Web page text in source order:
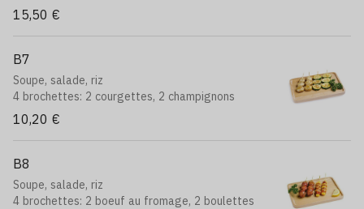
fromage, 2 saumons
15,50 €
B7
Soupe, salade, riz
4 brochettes: 2 courgettes, 2 champignons
10,20 €
B8
Soupe, salade, riz
4 brochettes: 2 boeuf au fromage, 2 boulettes